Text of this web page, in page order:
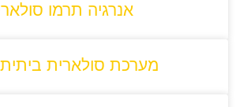
אנרגיה תרמו
מערכת סולארית